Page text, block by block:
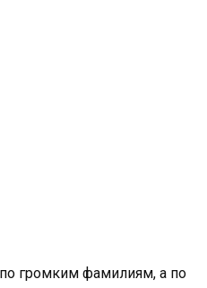
громким фамилиям, а по